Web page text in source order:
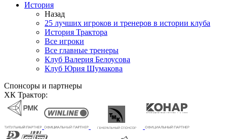
История
Назад
25 лучших игроков и тренеров в истории клуба
История Трактора
Все игроки
Все главные тренеры
Клуб Валерия Белоусова
Клуб Юрия Шумакова
Спонсоры и партнеры
ХК Трактор: